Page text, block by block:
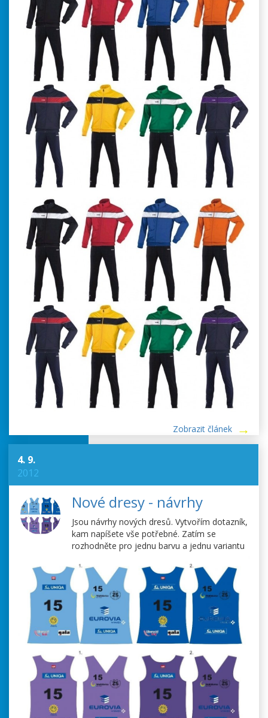
Zobrazit článek
4. 9.
2012
Nové dresy - návrhy
Jsou návrhy nových dresů. Vytvořím dotazník,
kam napíšete vše potřebné. Zatím se
rozhodněte pro jednu barvu a jednu variantu